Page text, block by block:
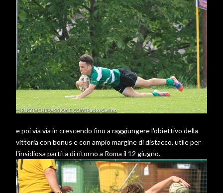
e poi via via in crescendo fino a raggiungere l'obiettivo della
vittoria con bonus e con ampio margine di distacco, utile per
l'insidiosa partita di ritorno a Roma il 12 giugno.